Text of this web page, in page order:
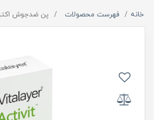
خانه فهرست محصولات پن ضدجوش